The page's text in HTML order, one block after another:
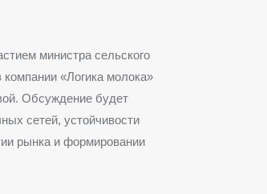
министра сельского
«Логика молока»
Обсуждение будет
сетей, устойчивости
рынка и формировании